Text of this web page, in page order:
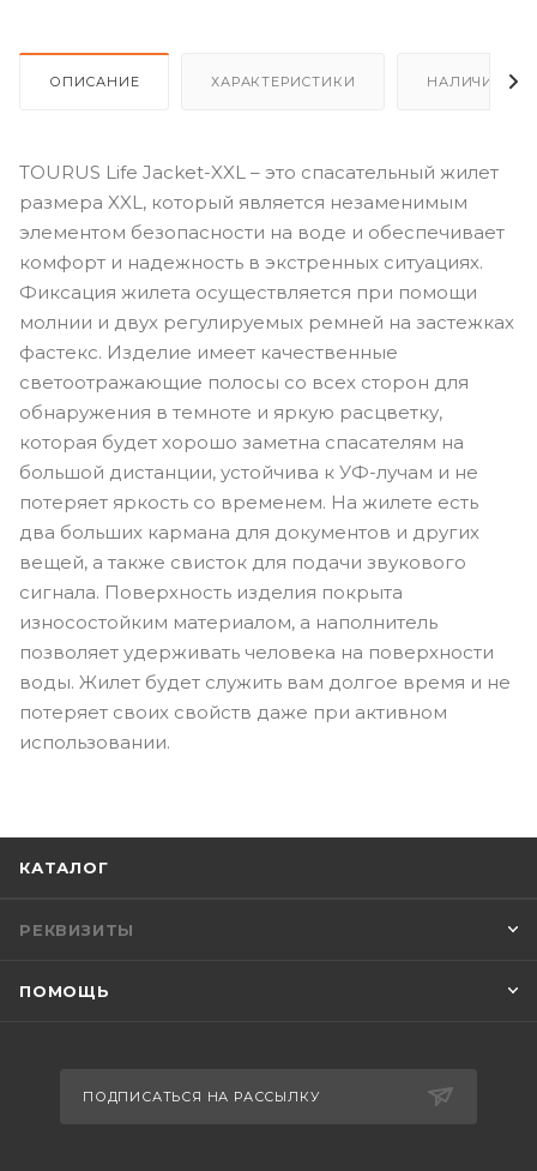
ОПИСАНИЕ ХАРАКТЕРИСТИКИ НАЛИЧИЕ
TOURUS Life Jacket-XXL – это спасательный жилет
размера XXL, который является незаменимым
элементом безопасности на воде и обеспечивает
комфорт и надежность в экстренных ситуациях.
Фиксация жилета осуществляется при помощи
молнии и двух регулируемых ремней на застежках
фастекс. Изделие имеет качественные
светоотражающие полосы со всех сторон для
обнаружения в темноте и яркую расцветку,
которая будет хорошо заметна спасателям на
большой дистанции, устойчива к УФ-лучам и не
потеряет яркость со временем. На жилете есть
два больших кармана для документов и других
вещей, а также свисток для подачи звукового
сигнала. Поверхность изделия покрыта
износостойким материалом, а наполнитель
позволяет удерживать человека на поверхности
воды. Жилет будет служить вам долгое время и не
потеряет своих свойств даже при активном
использовании.
КАТАЛОГ
РЕКВИЗИТЫ
ПОМОЩЬ
ПОДПИСАТЬСЯ НА РАССЫЛКУ